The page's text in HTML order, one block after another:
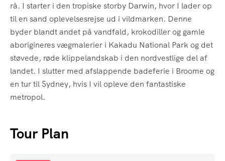
rå. I starter i den tropiske storby Darwin, hvor I lader op
til en sand oplevelsesrejse ud i vildmarken. Denne
byder blandt andet på vandfald, krokodiller og gamle
aborigineres vægmalerier i Kakadu National Park og det
støvede, røde klippelandskab i den nordvestlige del af
landet. I slutter med afslappende badeferie i Broome og
en tur til Sydney, hvis I vil opleve den fantastiske
metropol.
Tour Plan